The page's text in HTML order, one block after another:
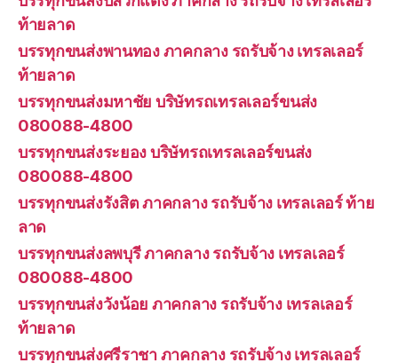
ท้ายลาด
บรรทุกขนส่งพานทอง ภาคกลาง รถรับจ้าง เทรลเลอร์
ท้ายลาด
บรรทุกขนส่งมหาชัย บริษัทรถเทรลเลอร์ขนส่ง
080088-4800
บรรทุกขนส่งระยอง บริษัทรถเทรลเลอร์ขนส่ง
080088-4800
บรรทุกขนส่งรังสิต ภาคกลาง รถรับจ้าง เทรลเลอร์ ท้าย
ลาด
บรรทุกขนส่งลพบุรี ภาคกลาง รถรับจ้าง เทรลเลอร์
080088-4800
บรรทุกขนส่งวังน้อย ภาคกลาง รถรับจ้าง เทรลเลอร์
ท้ายลาด
บรรทุกขนส่งศรีราชา ภาคกลาง รถรับจ้าง เทรลเลอร์